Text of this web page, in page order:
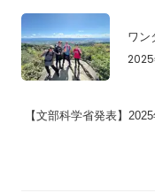
ワン
2025
【文部科学省発表】